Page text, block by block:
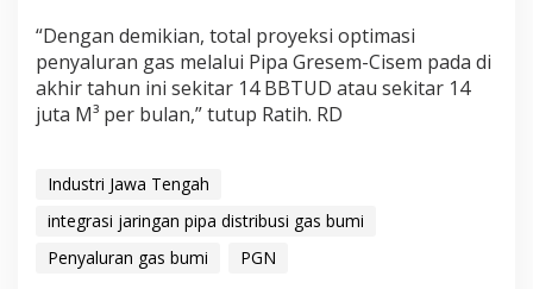
“Dengan demikian, total proyeksi optimasi
penyaluran gas melalui Pipa Gresem-Cisem pada di
akhir tahun ini sekitar 14 BBTUD atau sekitar 14
juta M³ per bulan,” tutup Ratih. RD
Industri Jawa Tengah
integrasi jaringan pipa distribusi gas bumi
Penyaluran gas bumi
PGN